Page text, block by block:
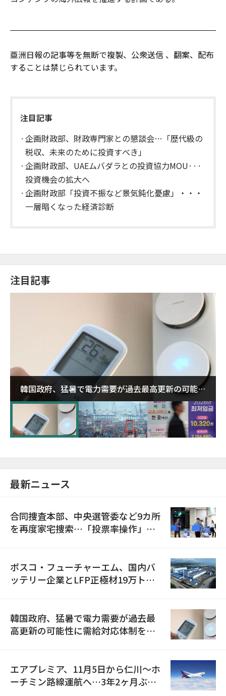
亜洲日報の記事等を無断で複製、公衆送信 、翻案、配布
することは禁じられています。
注目記事
企画財政部、財政専門家との懇談会…「歴代級の
税収、未来のために投資すべき」
企画財政部、UAEムバダラとの投資協力MOU···
投資機会の拡大へ
企画財政部「投資不振など景気鈍化憂慮」・・・
一層暗くなった経済診断
注目記事
韓国政府、猛暑で電力需要が過去最高更新の可能性
に需給対応体制を点検
最新ニュース
合同捜査本部、中央選管委など9カ所
を再度家宅捜索…「投票率操作」の
ポスコ・フューチャーエム、国内バ
ッテリー企業とLFP正極材19万トン
韓国政府、猛暑で電力需要が過去最
高更新の可能性に需給対応体制を点
エアプレミア、11月5日から仁川〜ホ
ーチミン路線運航へ…3年2ヶ月ぶり